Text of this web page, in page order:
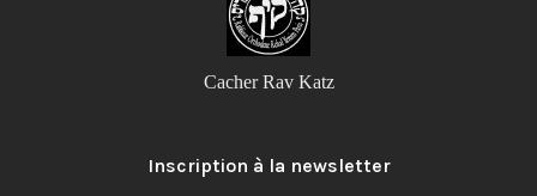
Cacher Rav Katz
Inscription à la newsletter